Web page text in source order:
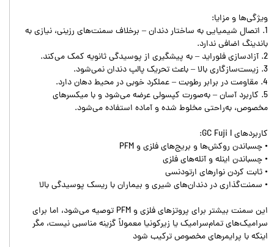
ویژگی‌ها و مزایا:
1. اتصال شیمیایی به ساختار دندان – برخلاف سمنت‌های رزینی، نیازی به
باندینگ اضافی ندارد.
2. آزادسازی فلوراید – به پیشگیری از پوسیدگی ثانویه کمک می‌کند.
3. زیست‌سازگاری بالا – باعث تحریک پالپ دندان نمی‌شود.
4. مقاومت در برابر رطوبت – عملکرد خوبی در محیط دهان دارد.
5. کاربرد آسان – به‌صورت کپسولی عرضه می‌شود و با میکسر‌های
مخصوص، به‌راحتی مخلوط شده و آماده استفاده می‌شود.
کاربردهای GC Fuji I:
• چسباندن روکش‌ها و بریج‌های فلزی و PFM
• چسباندن اینله و آنله‌های فلزی
• ثابت کردن نوارهای ارتودنسی
• سمنت‌گذاری در دندان‌های شیری و بیماران با ریسک پوسیدگی بالا
این سمنت بیشتر برای پروتزهای فلزی و PFM توصیه می‌شود، اما برای
سرامیک‌های تمام‌سرامیک یا زیرکونیا معمولاً گزینه مناسبی نیست، مگر
اینکه با پرایمرهای مخصوص ترکیب شود